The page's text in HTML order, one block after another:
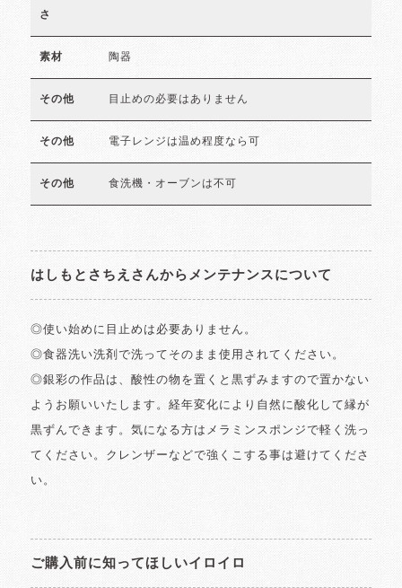
さ
素材 陶器
その他 目止めの必要はありません
その他 電子レンジは温め程度なら可
その他 食洗機・オーブンは不可
はしもとさちえさんからメンテナンスについて
◎使い始めに目止めは必要ありません。
◎食器洗い洗剤で洗ってそのまま使用されてください。
◎銀彩の作品は、酸性の物を置くと黒ずみますので置かない
ようお願いいたします。経年変化により自然に酸化して縁が
黒ずんできます。気になる方はメラミンスポンジで軽く洗っ
てください。クレンザーなどで強くこする事は避けてくださ
い。
ご購入前に知ってほしいイロイロ